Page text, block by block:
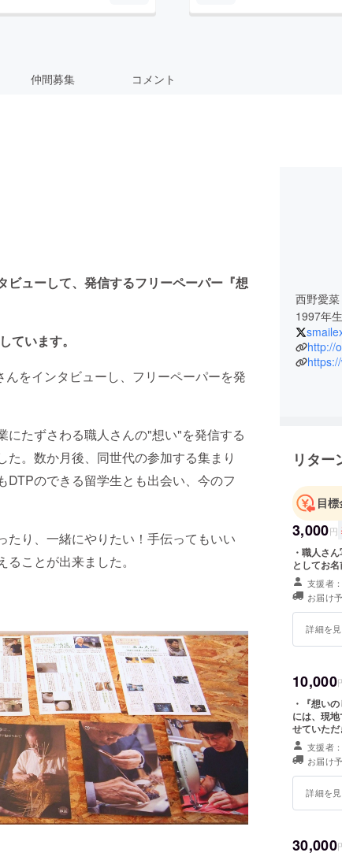
仲間募集 コメント
ビューして、発信するフリーペーパー『想
ています。
をインタビューし、フリーペーパーを発
たずさわる職人さんの"想い"を発信する
た。数か月後、同世代の参加する集まり
のできる留学生とも出会い、今のフ
り、一緒にやりたい！手伝ってもいい
ことが出来ました。
西野愛菜
1997年
http://
リター
目
3,000円
・職人さ
としてお
支援者
お届け
詳細を
10,000
・『想い
には、現地でお渡しします)
せていた
支援者
お届け
詳細を
30,000